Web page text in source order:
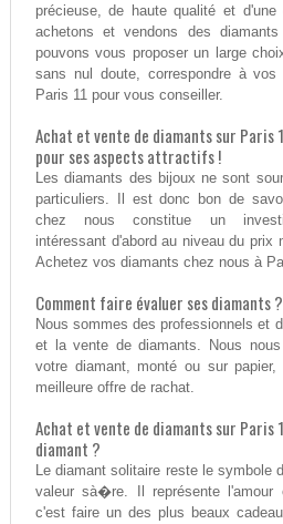
précieuse, de haute qualité et d'une
achetons et vendons des
pouvons vous proposer un large
sans nul doute, correspondre à
Paris 11 pour vous conseiller.
Achat et vente de diamants sur Paris
pour ses aspects attractifs !
Les diamants des bijoux ne sont
particuliers. Il est donc bon de
chez nous constitue un
intéressant d'abord au niveau du
Achetez vos diamants chez nous à
Comment faire évaluer ses diamants ?
Nous sommes des professionnels et
et la vente de diamants. Nous
votre diamant, monté ou sur
meilleure offre de rachat.
Achat et vente de diamants sur Paris
diamant ?
Le diamant solitaire reste le symbole
valeur sà�re. Il représente l'amour
c'est faire un des plus beaux